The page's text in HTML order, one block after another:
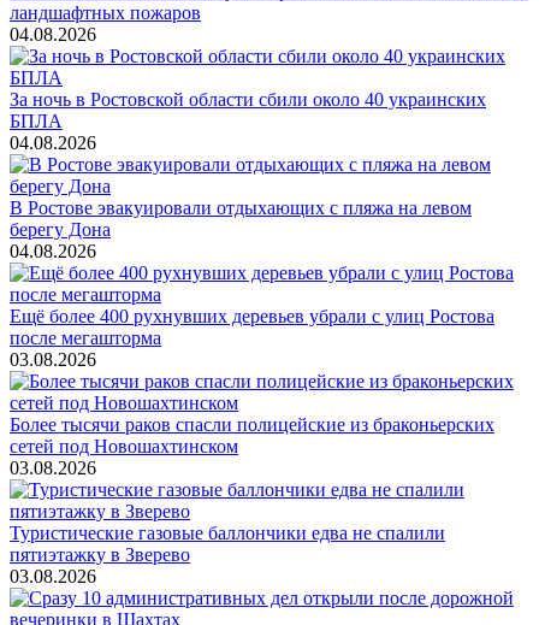
ландшафтных пожаров
04.08.2026
За ночь в Ростовской области сбили около 40 украинских
БПЛА
04.08.2026
В Ростове эвакуировали отдыхающих с пляжа на левом
берегу Дона
04.08.2026
Ещё более 400 рухнувших деревьев убрали с улиц Ростова
после мегашторма
03.08.2026
Более тысячи раков спасли полицейские из браконьерских
сетей под Новошахтинском
03.08.2026
Туристические газовые баллончики едва не спалили
пятиэтажку в Зверево
03.08.2026